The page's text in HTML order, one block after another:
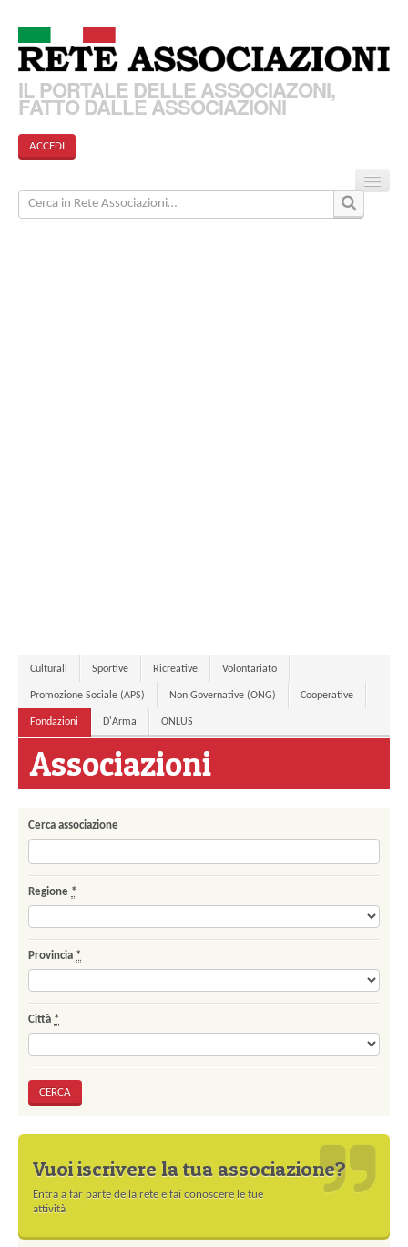
IL PORTALE DELLE ASSOCIAZONI,
FATTO DALLE ASSOCIAZIONI
ACCEDI
Home
Culturali Sportive Ricreative Volontariato
Promozione Sociale (APS) Non Governative (ONG) Cooperative
Fondazioni D'Arma ONLUS
Associazioni
Cerca associazione
Regione *
Provincia *
Città *
Vuoi iscrivere la tua associazione?
Entra a far parte della rete e fai conoscere le tue
attività